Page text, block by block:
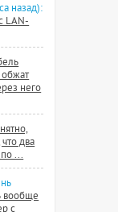
назад):
LAN-
обжат
него
два
...
вообще